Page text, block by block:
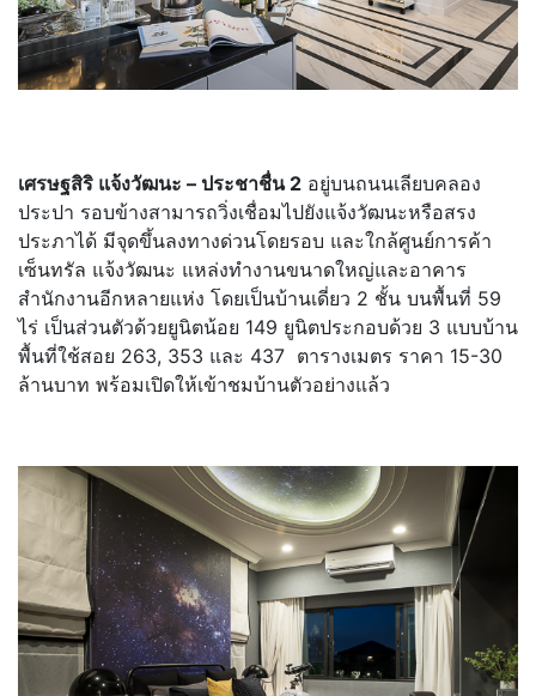
เศรษฐสิริ แจ้งวัฒนะ – ประชาชื่น 2 อยู่บนถนนเลียบคลอง
ประปา รอบข้างสามารถวิ่งเชื่อมไปยังแจ้งวัฒนะหรือสรง
ประภาได้ มีจุดขึ้นลงทางด่วนโดยรอบ และใกล้ศูนย์การค้า
เซ็นทรัล แจ้งวัฒนะ แหล่งทำงานขนาดใหญ่และอาคาร
สำนักงานอีกหลายแห่ง โดยเป็นบ้านเดี่ยว 2 ชั้น บนพื้นที่ 59
ไร่ เป็นส่วนตัวด้วยยูนิตน้อย 149 ยูนิตประกอบด้วย 3 แบบบ้าน
พื้นที่ใช้สอย 263, 353 และ 437 ตารางเมตร ราคา 15-30
ล้านบาท พร้อมเปิดให้เข้าชมบ้านตัวอย่างแล้ว